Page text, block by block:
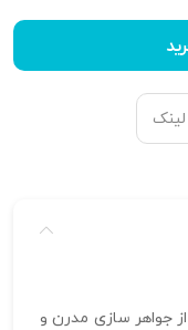
ای چشمگیر از جواهر سازی مدرن و